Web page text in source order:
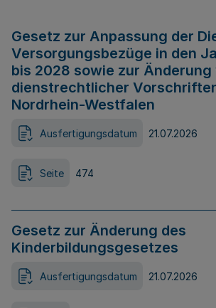
Gesetz zur Anpassung der
Versorgungsbezüge in den
bis 2028 sowie zur
dienstrechtlicher
Nordrhein-Westfalen
Ausfertigungsdatum 21.07.2026
Seite 474
Gesetz zur Änderung des
Kinderbildungsgesetzes
Ausfertigungsdatum 21.07.2026